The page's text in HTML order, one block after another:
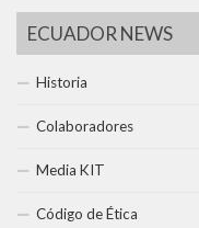
ECUADOR NEWS
Historia
Colaboradores
Media KIT
Código de Ética